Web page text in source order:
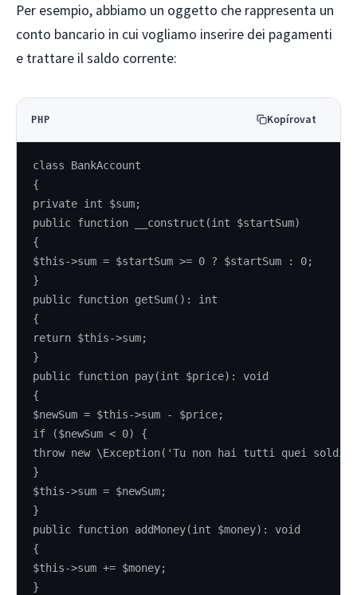
Per esempio, abbiamo un oggetto che rappresenta un
conto bancario in cui vogliamo inserire dei pagamenti
e trattare il saldo corrente:
PHP Kopírovat
class BankAccount
{
private int $sum;
public function __construct(int $startSum)
{
$this->sum = $startSum >= 0 ? $startSum : 0;
}
public function getSum(): int
{
return $this->sum;
}
public function pay(int $price): void
{
$newSum = $this->sum - $price;
if ($newSum < 0) {
throw new \Exception('Tu non hai tutti quei
}
$this->sum = $newSum;
}
public function addMoney(int $money): void
{
$this->sum += $money;
}